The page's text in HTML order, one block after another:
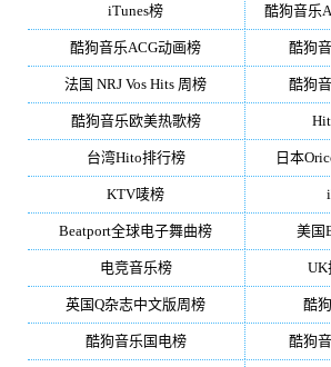
iTunes榜 酷狗音乐
酷狗音乐ACG动画榜 酷狗
法国 NRJ Vos Hits 周榜 酷狗
酷狗音乐欧美热歌榜
台湾Hito排行榜 日本
KTV唛榜
Beatport全球电子舞曲榜 美国
电竞音乐榜 UK
英国Q杂志中文版周榜 酷
酷狗音乐国电榜 酷狗